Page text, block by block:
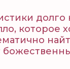
которое